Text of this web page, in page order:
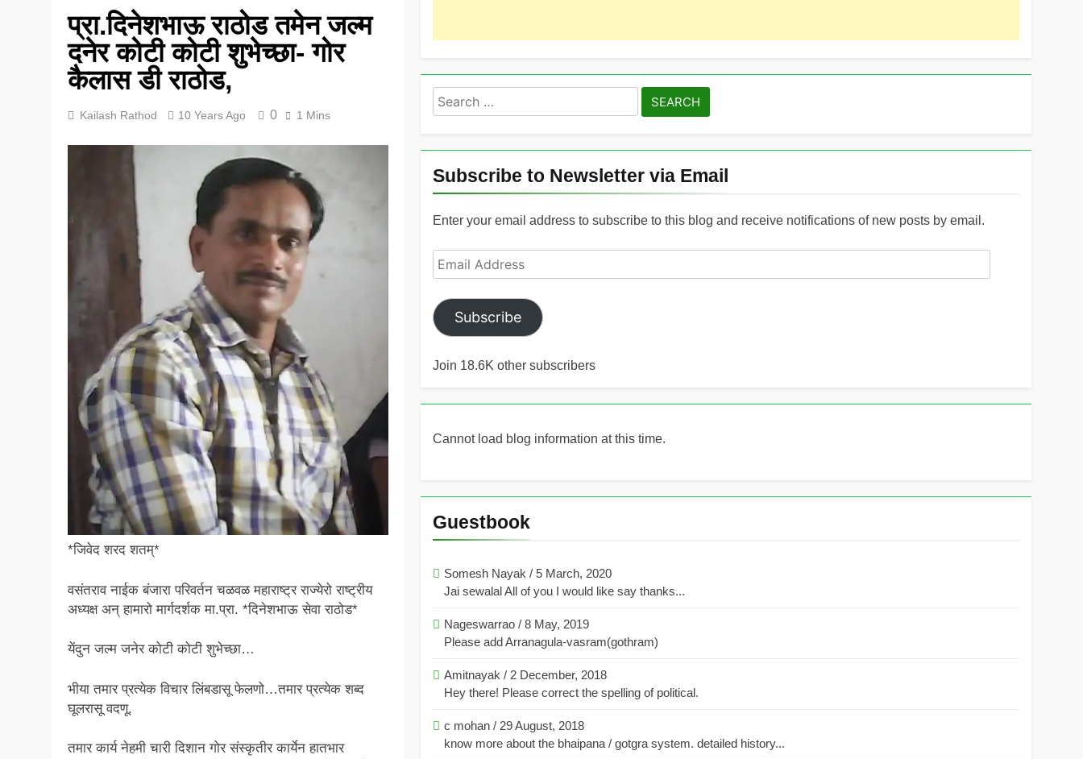
5 Years Ago
प्रा.दिनेशभाऊ राठोड तमेन जल्म
दनेर कोटी कोटी शुभेच्छा- गोर
कैलास डी राठोड,
Kailash Rathod 10 Years Ago 0 1 Mins
​*जिवेद शरद शतम्*
वसंतराव नाईक बंजारा परिवर्तन चळवळ महाराष्ट्र राज्येरो राष्ट्रीय
अध्यक्ष अन् हामारो मार्गदर्शक मा.प्रा. *दिनेशभाऊ सेवा राठोड*
येंदुन जल्म जनेर कोटी कोटी शुभेच्छा…
भीया तमार प्रत्येक विचार लिंबडासू फेलणो…तमार प्रत्येक शब्द
घूलरासू वदणू.
तमार कार्य नेहमी चारी दिशान गोर संस्कृतीर कार्येन हातभार
Search
for:
Subscribe to Newsletter via Email
Enter your email address to subscribe to this blog and receive notifications of new posts by email.
Email
Address
Subscribe
Join 18.6K other subscribers
Cannot load blog information at this time.
Guestbook
Somesh Nayak / 5 March, 2020
Jai sewalal All of you I would like say thanks...
Nageswarrao / 8 May, 2019
Please add Arranagula-vasram(gothram)
Amitnayak / 2 December, 2018
Hey there! Please correct the spelling of political.
c mohan / 29 August, 2018
know more about the bhaipana / gotgra system. detailed history...